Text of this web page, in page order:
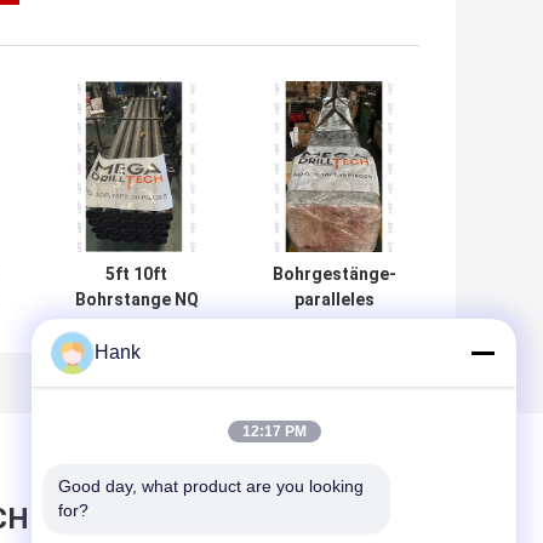
5ft 10ft
Bohrstange NQ
Bohrstange
Verschiedene
Spezifikation
Bohrgestänge-
paralleles
ISO9001
HINTERLASSEN
Hank
12:17 PM
Good day, what product are you looking
for?